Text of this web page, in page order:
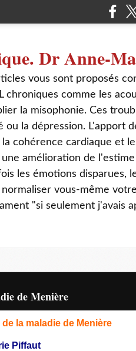
Dr Anne-
vous sont proposés
chroniques comme les
la misophonie. Ces
la dépression. L'apport
cohérence cardiaque et
amélioration de l'estime
les émotions disparues,
vous-même
"si seulement j'avais
de Menière
la maladie de Menière
Piffaut